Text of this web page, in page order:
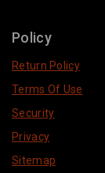
Policy
Return Policy
Terms Of Use
Security
Privacy
Sitemap